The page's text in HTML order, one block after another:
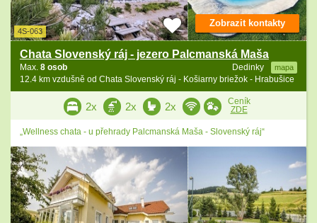
4S-063
Chata Slovenský ráj - jezero Palcmanská Maša
Dedinky mapa
Max. 8 osob
12.4 km vzdušně od Chata Slovenský ráj - Košiarny briežok - Hrabušice
Zobrazit kontakty
2x 2x 2x
Ceník
ZDE
„Wellness chata - u přehrady Palcmanská Maša - Slovenský ráj“